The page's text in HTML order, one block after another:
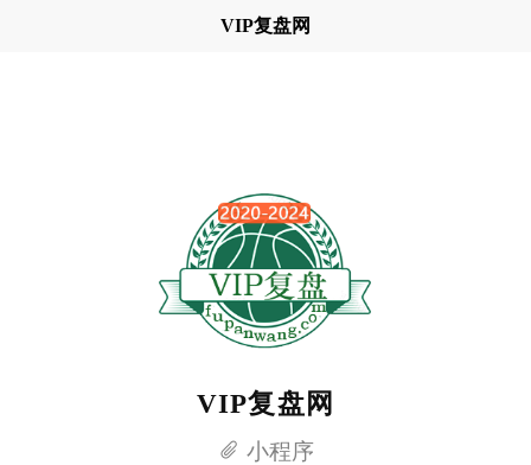
VIP复盘网
VIP复盘网
小程序